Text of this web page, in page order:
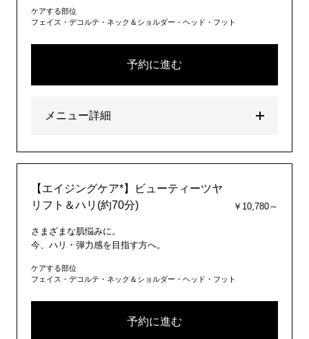
ケアする部位
フェイス・デコルテ・ネック＆ショルダー・ヘッド・フット
予約に進む
メニュー詳細
【エイジングケア*】ビューティーツヤ
リフト＆ハリ(約70分)
￥10,780～
さまざまな肌悩みに。
今、ハリ・弾力感を目指す方へ。
ケアする部位
フェイス・デコルテ・ネック＆ショルダー・ヘッド・フット
予約に進む